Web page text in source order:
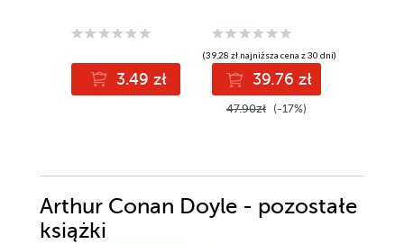
3.49 zł
(39,28 zł najniższa cena z 30 dni)
39.76 zł
47.90zł (-17%)
Arthur Conan Doyle - pozostałe
książki